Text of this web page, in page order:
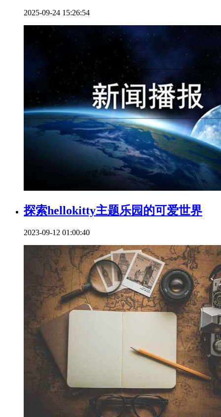
2025-09-24 15:26:54
探索hellokitty主题乐园的可爱世界
2023-09-12 01:00:40